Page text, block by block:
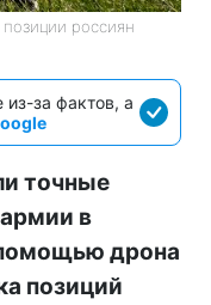
россиян
за фактов, а
точные
в
дрона
позиций